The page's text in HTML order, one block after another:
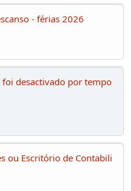
- férias 2026
desactivado por tempo
ou Escritório de Contabili